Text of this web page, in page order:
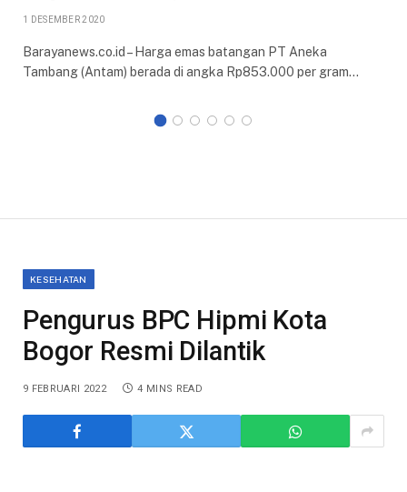
1 DESEMBER 2020
Barayanews.co.id – Harga emas batangan PT Aneka
Tambang (Antam) berada di angka Rp853.000 per gram…
KESEHATAN
Pengurus BPC Hipmi Kota
Bogor Resmi Dilantik
9 FEBRUARI 2022 4 MINS READ